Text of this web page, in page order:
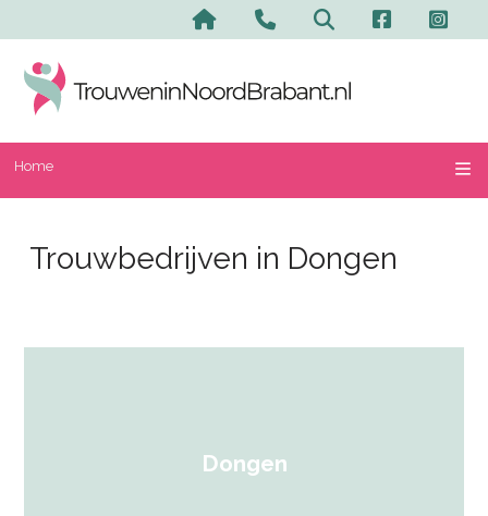
Home
Trouwbedrijven in Dongen
Dongen